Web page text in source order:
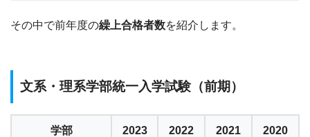
その中で前年度の繰上合格者数を紹介します。
文系・理系学部統一入学試験（前期）
学部 2023 2022 2021 2020